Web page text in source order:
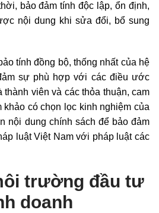
bảo đảm tính độc lập, ổn định,
nội dung khi sửa đổi, bổ sung
tính đồng bộ, thống nhất của hệ
sự phù hợp với các điều ước
thành viên và các thỏa thuận, cam
khảo có chọn lọc kinh nghiệm của
nội dung chính sách để bảo đảm
luật Việt Nam với pháp luật các
trường đầu tư
doanh